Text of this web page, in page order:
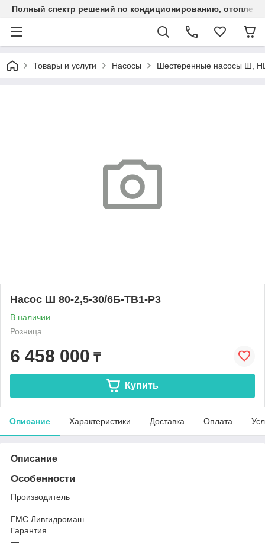
Полный спектр решений по кондиционированию,
Товары и услуги Насосы Шестеренные насосы
Насос Ш 80-2,5-30/6Б-ТВ1-Р3
В наличии
Розница
6 458 000 ₸
Купить
Описание Характеристики Доставка Оплата
Описание
Особенности
Производитель
—
ГМС Ливгидромаш
Гарантия
—